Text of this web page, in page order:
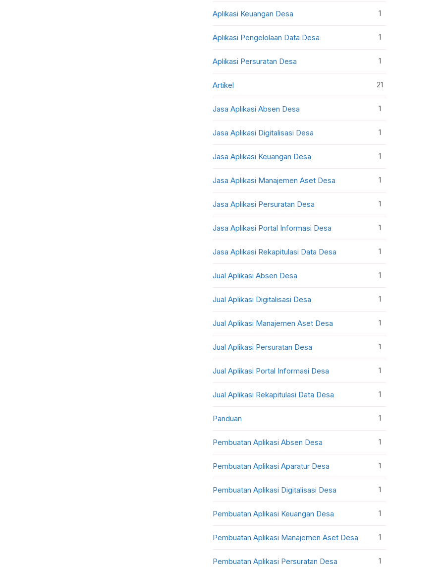
Aplikasi Keuangan Desa 1
Aplikasi Pengelolaan Data Desa 1
Aplikasi Persuratan Desa 1
Artikel 21
Jasa Aplikasi Absen Desa 1
Jasa Aplikasi Digitalisasi Desa 1
Jasa Aplikasi Keuangan Desa 1
Jasa Aplikasi Manajemen Aset Desa 1
Jasa Aplikasi Persuratan Desa 1
Jasa Aplikasi Portal Informasi Desa 1
Jasa Aplikasi Rekapitulasi Data Desa 1
Jual Aplikasi Absen Desa 1
Jual Aplikasi Digitalisasi Desa 1
Jual Aplikasi Manajemen Aset Desa 1
Jual Aplikasi Persuratan Desa 1
Jual Aplikasi Portal Informasi Desa 1
Jual Aplikasi Rekapitulasi Data Desa 1
Panduan 1
Pembuatan Aplikasi Absen Desa 1
Pembuatan Aplikasi Aparatur Desa 1
Pembuatan Aplikasi Digitalisasi Desa 1
Pembuatan Aplikasi Keuangan Desa 1
Pembuatan Aplikasi Manajemen Aset Desa 1
Pembuatan Aplikasi Persuratan Desa 1